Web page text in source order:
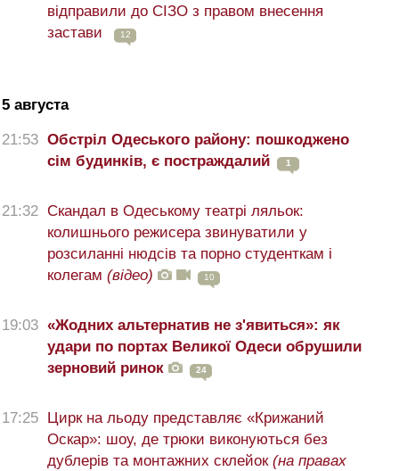
відправили до СІЗО з правом внесення
застави
12
5 августа
21:53 Обстріл Одеського району: пошкоджено
сім будинків, є постраждалий
1
21:32 Скандал в Одеському театрі ляльок:
колишнього режисера звинуватили у
розсиланні нюдсів та порно студенткам і
колегам (відео) 10
19:03 «Жодних альтернатив не з'явиться»: як
удари по портах Великої Одеси обрушили
зерновий ринок
24
17:25
Цирк на льоду представляє «Крижаний
Оскар»: шоу, де трюки виконуються без
дублерів та монтажних склейок (на правах